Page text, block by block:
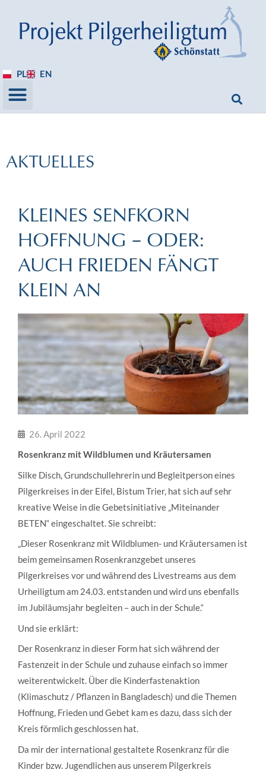
PL EN
AKTUELLES
KLEINES SENFKORN
HOFFNUNG – ODER:
AUCH FRIEDEN FÄNGT
KLEIN AN
26. April 2022
Rosenkranz mit Wildblumen und Kräutersamen
Silke Disch, Grundschullehrerin und Begleitperson eines
Pilgerkreises in der Eifel, Bistum Trier, hat sich auf sehr
kreative Weise in die Gebetsinitiative „Miteinander
BETEN“ eingeschaltet. Sie schreibt:
„Dieser Rosenkranz mit Wildblumen- und Kräutersamen ist
beim gemeinsamen Rosenkranzgebet unseres
Pilgerkreises vor und während des Livestreams aus dem
Urheiligtum am 24.03. entstanden und wird uns ebenfalls
im Jubiläumsjahr begleiten – auch in der Schule.“
Und sie erklärt:
Der Rosenkranz in dieser Form hat sich während der
Fastenzeit in der Schule und zuhause einfach so immer
weiterentwickelt. Über die Kinderfastenaktion
(Klimaschutz / Pflanzen in Bangladesch) und die Themen
Hoffnung, Frieden und Gebet kam es dazu, dass sich der
Kreis förmlich geschlossen hat.
Da mir der international gestaltete Rosenkranz für die
Kinder bzw. Jugendlichen aus unserem Pilgerkreis